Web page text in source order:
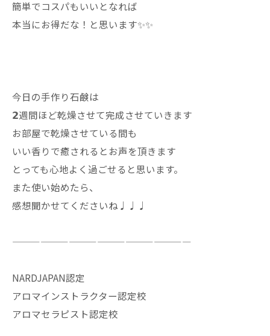
簡単でコスパもいいとなれば
本当にお得だな！と思います✨✨
今日の手作り石鹸は
𝟮週間ほど乾燥させて完成させていきます
お部屋で乾燥させている間も
いい香りで癒されるとお声を頂きます
とっても心地よく過ごせると思います。
また使い始めたら、
感想聞かせてくださいね♩♩♩
———————————————————
NARDJAPAN認定
アロマインストラクター認定校
アロマセラピスト認定校